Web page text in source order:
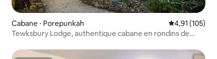
Cabane ⋅ Porepunkah Évaluation
4,91 (105)
Tewksbury Lodge, authentique cabane en rondins de